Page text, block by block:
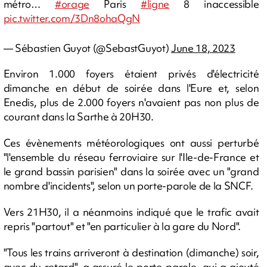
métro… #orage Paris #ligne 8 inaccessible
pic.twitter.com/3Dn8ohaQgN
— Sébastien Guyot (@SebastGuyot)June 18, 2023
Environ 1.000 foyers étaient privés d'électricité
dimanche en début de soirée dans l'Eure et, selon
Enedis, plus de 2.000 foyers n'avaient pas non plus de
courant dans la Sarthe à 20H30.
Ces évènements météorologiques ont aussi perturbé
"l'ensemble du réseau ferroviaire sur l'Ile-de-France et
le grand bassin parisien" dans la soirée avec un "grand
nombre d'incidents", selon un porte-parole de la SNCF.
Vers 21H30, il a néanmoins indiqué que le trafic avait
repris "partout" et "en particulier à la gare du Nord".
"Tous les trains arriveront à destination (dimanche) soir,